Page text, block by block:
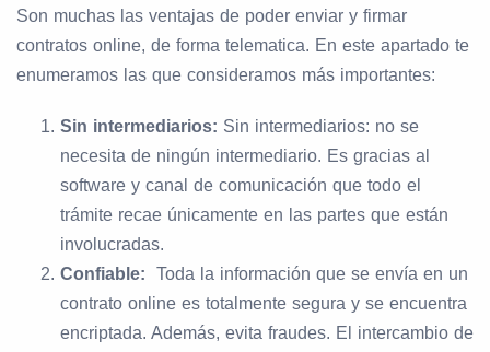
Son muchas las ventajas de poder enviar y firmar
contratos online, de forma telematica. En este apartado te
enumeramos las que consideramos más importantes:
Sin intermediarios: Sin intermediarios: no se
necesita de ningún intermediario. Es gracias al
software y canal de comunicación que todo el
trámite recae únicamente en las partes que están
involucradas.
Confiable:
Toda la información que se envía en un
contrato online es totalmente segura y se encuentra
encriptada. Además, evita fraudes. El intercambio de